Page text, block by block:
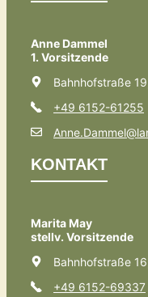
Anne Dammel
1. Vorsitzende
Bahnhofstraße
+49 6152-61255
KONTAKT
Marita May
stellv. Vorsitzende
Bahnhofstraße
+49 6152-69337